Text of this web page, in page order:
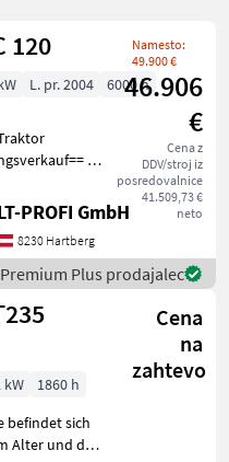
Filtri
120
Namesto:
49.900 €
46.906
€
Cena z
DDV/stroj iz
posredovalnice
41.509,73 €
neto
L. pr. 2004 6000 h
-4
-
-1 DW
-6000h
600
PROFI GmbH
8230 Hartberg
Premium Plus prodajalec
Cena
na
zahtevo
kW
1860 h
befindet sich
Alter und der